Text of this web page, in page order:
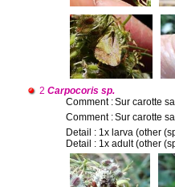
2 Carpocoris sp.
Comment :Sur carotte
Comment :Sur carotte
Detail : 1x larva (other
Detail : 1x adult (other